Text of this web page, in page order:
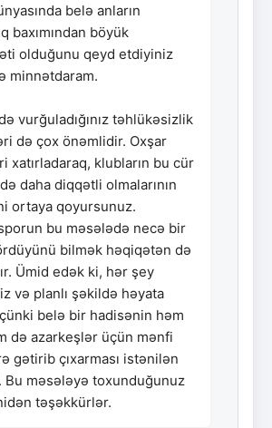
belə anların
baxımından böyük
olduğunu qeyd etdiyiniz
minnətdaram.
vurğuladığınız təhlükəsizlik
də çox önəmlidir. Oxşar
xatırladaraq, klubların bu cür
daha diqqətli olmalarının
ortaya qoyursunuz.
bu məsələdə necə bir
bilmək həqiqətən də
Ümid edək ki, hər şey
və planlı şəkildə həyata
belə bir hadisənin həm
də azarkeşlər üçün mənfi
gətirib çıxarması istənilən
Bu məsələyə toxunduğunuz
təşəkkürlər.